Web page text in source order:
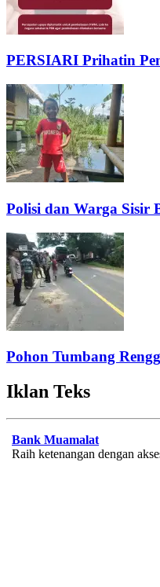
PERSIARI Prihatin
Polisi dan Warga Sisir
Pohon Tumbang
Iklan Teks
Bank Muamalat
Raih ketenangan dengan